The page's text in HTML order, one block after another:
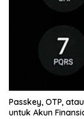
Passkey, OTP,
untuk Akun